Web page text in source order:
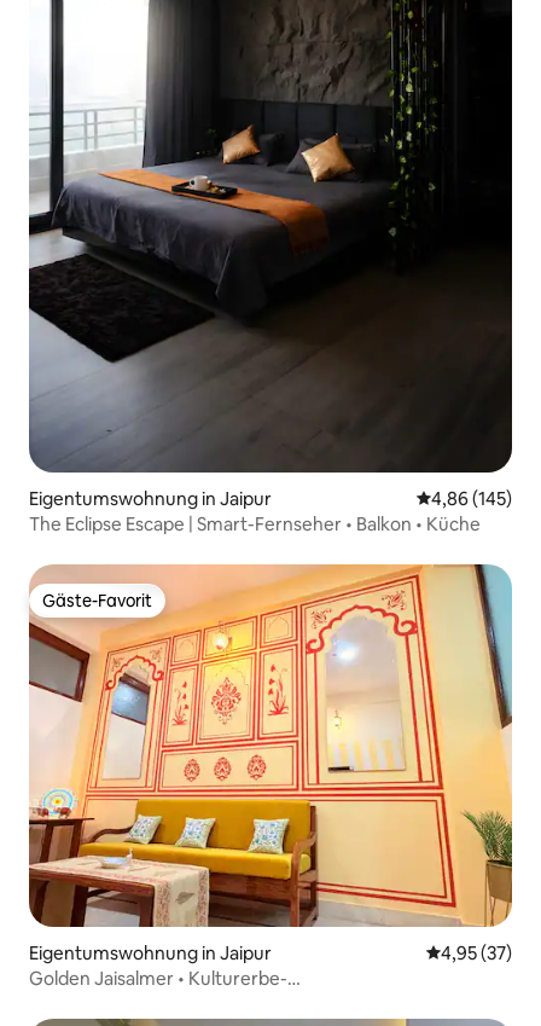
Eigentumswohnung in Jaipur
4,86 (145)
The Eclipse Escape | Smart-Fernseher • Balkon • Küche
Gäste-Favorit
Gäste-Favorit
Eigentumswohnung in Jaipur
4,95 (37)
Golden Jaisalmer • Kulturerbe-